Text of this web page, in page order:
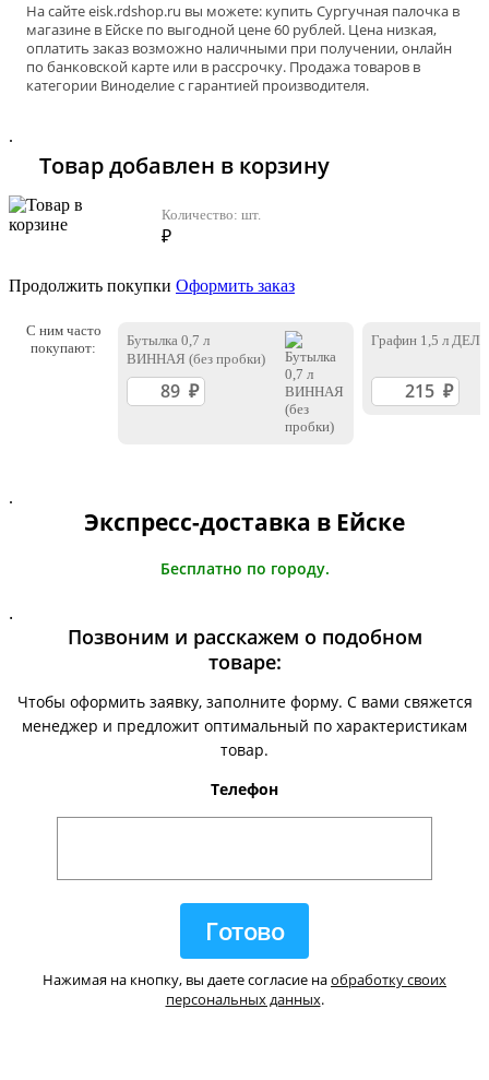
На сайтеeisk.rdshop.ru вы можете: купить Сургучная палочка в
магазине в Ейскe по выгодной цене 60 рублей. Цена низкая,
оплатить заказ возможно наличными при получении, онлайн
по банковской карте или в рассрочку. Продажа товаров в
категории Виноделиес гарантией производителя.
.
Товар добавлен в корзину
Количество: шт.
₽
Продолжить покупки Оформить заказ
С ним часто
покупают:
Бутылка 0,7 л
ВИННАЯ (без пробки)
Графин 1,5 л
.
Экспресс-доставка в Ейскe
Бесплатно по городу.
.
Позвоним и расскажем о подобном
товаре:
Чтобы оформить заявку, заполните форму. С вами свяжется
менеджер и предложит оптимальный по характеристикам
товар.
Телефон
Нажимая на кнопку, вы даете согласие наобработку своих
персональных данных.